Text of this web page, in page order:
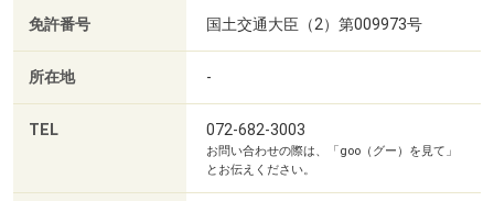
で
お気兼ねなく営業スタッフとお話できます♪
現地到着。室内や現地の様子を実際に見学。
また、周辺施設もご紹介いたします。
小学校や商業施設と本物件との距離感を、実際に体感して
みてください。
免許番号 国土交通大臣（2）第009973号
所在地 -
TEL 072-682-3003
お問い合わせの際は、「goo（グー）を見て」
とお伝えください。